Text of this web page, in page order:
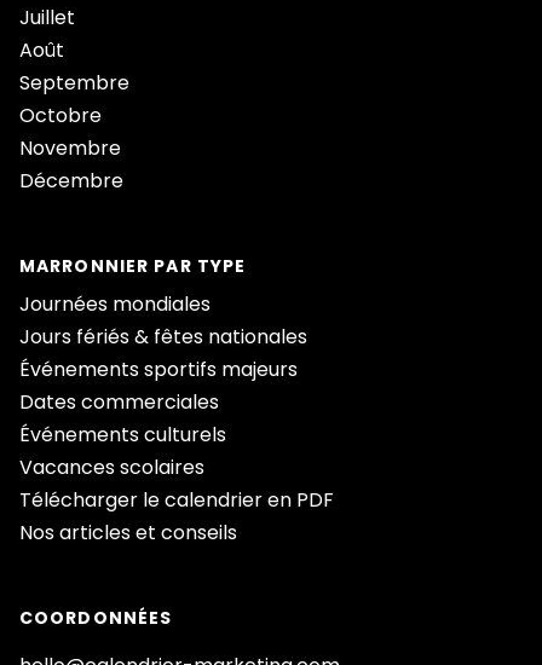
Juillet
Août
Septembre
Octobre
Novembre
Décembre
MARRONNIER PAR TYPE
Journées mondiales
Jours fériés & fêtes nationales
Événements sportifs majeurs
Dates commerciales
Événements culturels
Vacances scolaires
Télécharger le calendrier en PDF
Nos articles et conseils
COORDONNÉES